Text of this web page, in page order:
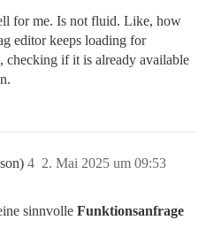
for me. Is not fluid. Like, how
editor keeps loading for
checking if it is already available
2. Mai 2025 um 09:53
4
sinnvolle Funktionsanfrage